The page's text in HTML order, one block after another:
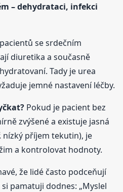
– dehydrataci, infekci
se srdečním
diuretika a současně
Tady je urea
jemné nastavení léčby.
Pokud je pacient bez
zvýšené a existuje jasná
nízký příjem tekutin), je
a kontrolovat hodnoty.
že lidé často podceňují
pamatuji dodnes: „Myslel